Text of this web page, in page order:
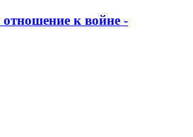
к войне -